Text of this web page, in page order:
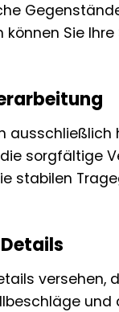
Sie
sorgfältige
stabilen